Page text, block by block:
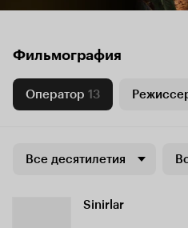
Фильмография
Оператор 13
Все десятилетия
Sinirlar